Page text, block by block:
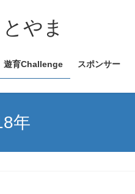
やま
遊育Challenge スポンサー
年